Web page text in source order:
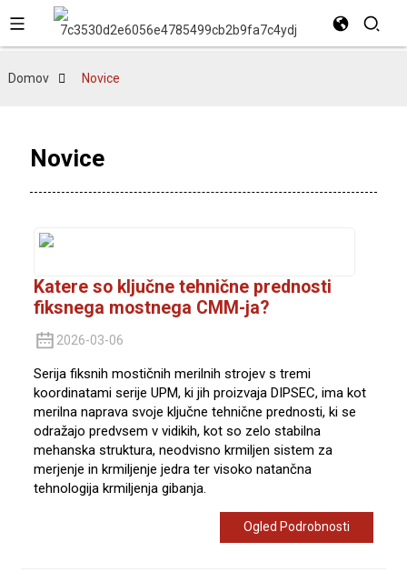
Domov Novice
Novice
Katere so ključne tehnične prednosti
fiksnega mostnega CMM-ja?
2026-03-06
Serija fiksnih mostičnih merilnih strojev s tremi
koordinatami serije UPM, ki jih proizvaja DIPSEC, ima kot
merilna naprava svoje ključne tehnične prednosti, ki se
odražajo predvsem v vidikih, kot so zelo stabilna
mehanska struktura, neodvisno krmiljen sistem za
merjenje in krmiljenje jedra ter visoko natančna
tehnologija krmiljenja gibanja.
Ogled Podrobnosti